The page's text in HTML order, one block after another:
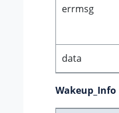
errmsg
data
Wakeup_Info